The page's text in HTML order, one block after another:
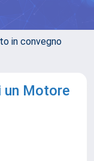
in convegno
un Motore